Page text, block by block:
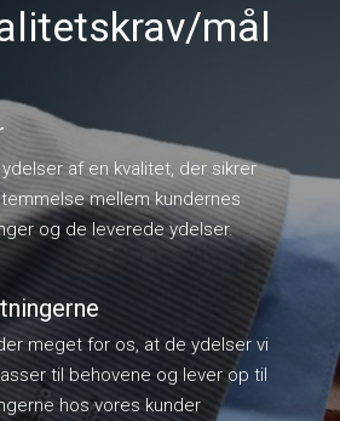
mål
af en kvalitet, der sikrer
mellem kundernes
og de leverede ydelser.
meget for os, at de ydelser vi
til behovene og lever op til
hos vores kunder